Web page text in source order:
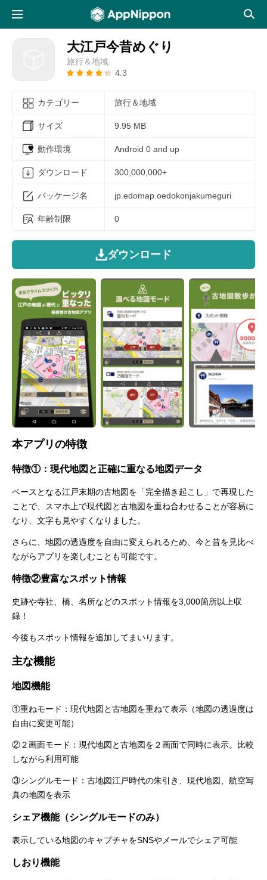
大江戸今昔めぐり
旅行＆地域
4.3
カテゴリー 旅行＆地域
サイズ 9.95 MB
動作環境 Android 0 and up
ダウンロード 300,000,000+
パッケージ名 jp.edomap.oedokonjakumeguri
年齢制限 0
ダウンロード
本アプリの特徴
特徴①：現代地図と正確に重なる地図データ
ベースとなる江戸末期の古地図を「完全描き起こし」で再現した
ことで、スマホ上で現代図と古地図を重ね合わせることが容易に
なり、文字も見やすくなりました。
さらに、地図の透過度を自由に変えられるため、今と昔を見比べ
ながらアプリを楽しむことも可能です。
特徴②豊富なスポット情報
史跡や寺社、橋、名所などのスポット情報を3,000箇所以上収
録！
今後もスポット情報を追加してまいります。
主な機能
地図機能
①重ねモード：現代地図と古地図を重ねて表示（地図の透過度は
自由に変更可能）
②２画面モード：現代地図と古地図を２画面で同時に表示。比較
しながら利用可能
③シングルモード：古地図江戸時代の朱引き、現代地図、航空写
真の地図を表示
シェア機能（シングルモードのみ）
表示している地図のキャプチャをSNSやメールでシェア可能
しおり機能